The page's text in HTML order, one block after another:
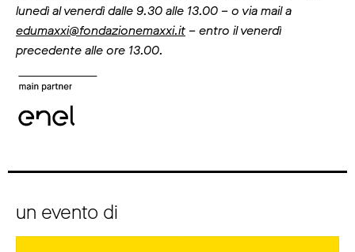
lunedì al venerdì dalle 9.30 alle 13.00 – o via mail a
edumaxxi@fondazionemaxxi.it– entro il venerdì
precedente alle ore 13.00.
un evento di